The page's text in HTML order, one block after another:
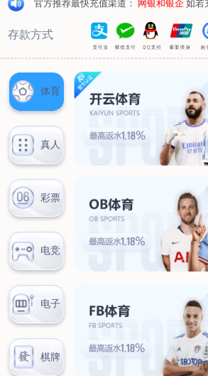
糖果包装纸
汉堡包装纸
包肉纸
吸油纸
新闻展示
公司新闻
行业资讯
联系我们
联系方式
客户留言
扫码咨询